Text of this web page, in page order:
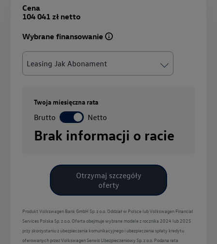
Cena
104 041 zł netto
Wybrane finansowanie
Leasing Jak Abonament
Twoja miesięczna rata
Brutto Netto
Brak informacji o racie
Otrzymaj szczegóły
oferty
Produkt Volkswagen Bank GmbH Sp. z o.o. Oddział w Polsce lub Volkswagen Financial
Services Polska Sp. z o.o. Oferta obejmuje wybrane modele z rocznika 2024 lub 2025
przy skorzystaniu z ubezpieczenia komunikacyjnego i ubezpieczenia spłaty kredytu
oferowanych przez Volkswagen Serwis Ubezpieczeniowy Sp. z o.o. Podana rata